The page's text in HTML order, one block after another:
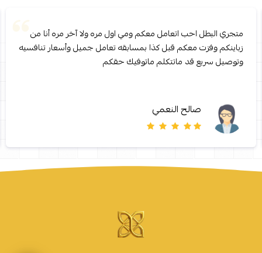
متجري البطل احب اتعامل معكم ومي اول مره ولا آخر مره أنا من
زباينكم وفزت معكم قبل كذا بمسابقه تعامل جميل وأسعار تنافسيه
وتوصيل سريع قد ماتتكلم ماتوفيك حقكم
صالح النعمي